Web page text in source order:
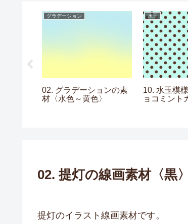
グラデーション
02. グラデーションの素
材〈水色～黄色〉
水玉
10. 水玉模
ョコミント
02. 提灯の線画素材〈黒〉
提灯のイラスト線画素材です。